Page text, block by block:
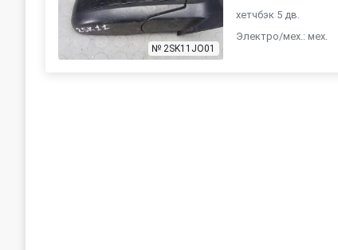
№ 2SK11JO01
хетчбэк 5 дв.
Электро/мех.: мех.